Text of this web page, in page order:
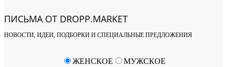
ПИСЬМА ОТ DROPP.MARKET
НОВОСТИ, ИДЕИ, ПОДБОРКИ И СПЕЦИАЛЬНЫЕ ПРЕДЛОЖЕНИЯ
ЖЕНСКОЕ МУЖСКОЕ